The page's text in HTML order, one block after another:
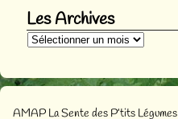
Les Archives
AMAP La Sente des P’tits Légumes